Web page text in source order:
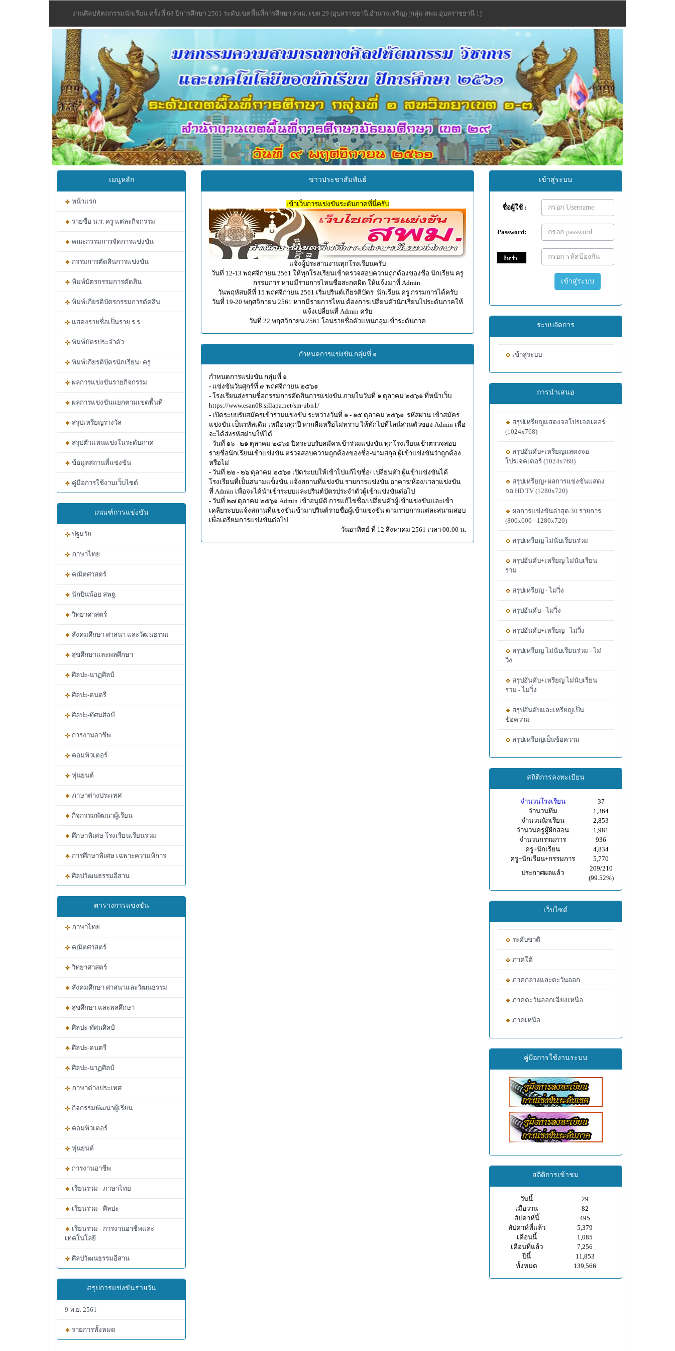
งานศิลปหัตถกรรมนักเรียน ครั้งที่ 68 ปีการศึกษา 2561 ระดับเขตพื้นที่การศึกษา สพม. เขต 29 (อุบลราชธานี,อำนาจเจริญ) [กลุ่ม สพม.อุบลราชธานี 1]
Next
เมนูหลัก
หน้าแรก
รายชื่อ น.ร. ครู แต่ละกิจกรรม
คณะกรรมการจัดการแข่งขัน
กรรมการตัดสินการแข่งขัน
พิมพ์บัตรกรรมการตัดสิน
พิมพ์เกียรติบัตรกรรมการตัดสิน
แสดงรายชื่อเป็นราย ร.ร.
พิมพ์บัตรประจำตัว
พิมพ์เกียรติบัตรนักเรียน+ครู
ผลการแข่งขันรายกิจกรรม
ผลการแข่งขันแยกตามเขตพื้นที่
สรุปเหรียญรางวัล
สรุปตัวแทนแข่งในระดับภาค
ข้อมูลสถานที่แข่งขัน
คู่มือการใช้งานเว็บไซต์
เกณฑ์การแข่งขัน
ปฐมวัย
ภาษาไทย
คณิตศาสตร์
นักบินน้อย สพฐ.
วิทยาศาสตร์
สังคมศึกษา ศาสนา และวัฒนธรรม
สุขศึกษาและพลศึกษา
ศิลปะ-นาฏศิลป์
ศิลปะ-ดนตรี
ศิลปะ-ทัศนศิลป์
การงานอาชีพ
คอมพิวเตอร์
หุ่นยนต์
ภาษาต่างประเทศ
กิจกรรมพัฒนาผู้เรียน
ศึกษาพิเศษ โรงเรียนเรียนรวม
การศึกษาพิเศษ เฉพาะความพิการ
ศิลปวัฒนธรรมอีสาน
ตารางการแข่งขัน
ภาษาไทย
คณิตศาสตร์
วิทยาศาสตร์
สังคมศึกษา ศาสนาและวัฒนธรรม
สุขศึกษา และพลศึกษา
ศิลปะ-ทัศนศิลป์
ศิลปะ-ดนตรี
ศิลปะ-นาฏศิลป์
ภาษาต่างประเทศ
กิจกรรมพัฒนาผู้เรียน
คอมพิวเตอร์
หุ่นยนต์
การงานอาชีพ
เรียนรวม - ภาษาไทย
เรียนรวม - ศิลปะ
เรียนรวม - การงานอาชีพและ
เทคโนโลยี
ศิลปวัฒนธรรมอีสาน
สรุปการแข่งขันรายวัน
9 พ.ย. 2561
รายการทั้งหมด
ข่าวประชาสัมพันธ์
เข้าเว็บการแข่งขันระดับภาคที่นี่ครับ
แจ้งผู้ประสานงานทุกโรงเรียนครับ
วันที่ 12-13 พฤศจิกายน 2561 ให้ทุกโรงเรียนเข้าตรวจสอบความถูกต้องของชื่อ นักเรียน ครู
กรรมการ หามมีรายการไหนชื่อสะกดผิด ให้แจ้งมาที่ Admin
วันพฤหัสบดีที่ 15 พฤศจิกายน 2561 เริ่มปรินต์เกียรติบัตร นักเรียน ครู กรรมการได้ครับ
วันที่ 19-20 พฤศจิกายน 2561 หากมีรายการไหน ต้องการเปลี่ยนตัวนักเรียนไประดับภาคให้
แจ้งเปลี่ยนที่ Admin ครับ
วันที่ 22 พฤศจิกายน 2561 โอนรายชื่อตัวแทนกลุ่มเข้าระดับภาค
กำหนดการแข่งขัน กลุ่มที่ ๑
กำหนดการแข่งขัน กลุ่มที่ ๑
- แข่งขันวันศุกร์ที่ ๙ พฤศจิกายน ๒๕๖๑
- โรงเรียนส่งรายชื่อกรรมการตัดสินการแข่งขัน ภายในวันที่ ๑ ตุลาคม ๒๕๖๑ ที่หน้าเว็บ
https://www.esan68.sillapa.net/sm-ubn1/
- เปิดระบบรับสมัครเข้าร่วมแข่งขัน ระหว่างวันที่ ๑ - ๑๕ ตุลาคม ๒๕๖๑ รหัสผ่าน เข้าสมัคร
แข่งขัน เป็นรหัสเดิม เหมือนทุกปี หากลืมหรือไม่ทราบ ให้ทักไปที่ไลน์ส่วนตัวของ Admin เพื่อ
จะได้ส่งรหัสผ่านให้ได้
- วันที่ ๑๖ - ๒๑ ตุลาคม ๒๕๖๑ ปิดระบบรับสมัครเข้าร่วมแข่งขัน ทุกโรงเรียนเข้าตรวจสอบ
รายชื่อนักเรียนเข้าแข่งขัน ตรวจสอบความถูกต้องของชื่อ-นามสกุล ผู้เข้าแข่งขันว่าถูกต้อง
หรือไม่
- วันที่ ๒๒ - ๒๖ ตุลาคม ๒๕๖๑ เปิดระบบให้เข้าไปแก้ไขชื่อ/ เปลี่ยนตัว ผู้แข้าแข่งขันได้
โรงเรียนที่เป็นสนามแข็งขัน แจ้งสถานที่แข่งขัน รายการแข่งขัน อาคาร/ห้อง/เวลาแข่งขัน
ที่ Admin เพื่อจะได้นำเข้าระบบและปรินต์บัตรประจำตัวผู้เข้าแข่งขันต่อไป
- วันที่ ๒๗ ตุลาคม ๒๕๖๑ Admin เข้าอนุมัติ การแก้ไขชื่อ/เปลี่ยนตัวผู้เข้าแข่งขันและเข้า
เคลียระบบแจ้งสถานที่แข่งขันเข้ามาปรินต์รายชื่อผู้เข้าแข่งขัน ตามรายการแต่ละสนามสอบ
เพื่อเตรียมการแข่งขันต่อไป
วันอาทิตย์ ที่ 12 สิงหาคม 2561 เวลา 00:00 น.
เข้าสู่ระบบ
ชื่อผู้ใช้ :
Password:
เข้าสู่ระบบ
ระบบจัดการ
เข้าสู่ระบบ
การนำเสนอ
สรุปเหรียญแสดงจอโปรเจคเตอร์
(1024x768)
สรุปอันดับ+เหรียญแสดงจอ
โปรเจคเตอร์ (1024x768)
สรุปเหรียญ+ผลการแข่งขันแสดง
จอ HD TV (1280x720)
ผลการแข่งขันล่าสุด 30 รายการ
(800x600 - 1280x720)
สรุปเหรียญ ไม่นับเรียนร่วม
สรุปอันดับ+เหรียญ ไม่นับเรียน
ร่วม
สรุปเหรียญ - ไม่วิ่ง
สรุปอันดับ - ไม่วิ่ง
สรุปอันดับ+เหรียญ - ไม่วิ่ง
สรุปเหรียญ ไม่นับเรียนร่วม - ไม่
วิ่ง
สรุปอันดับ+เหรียญ ไม่นับเรียน
ร่วม - ไม่วิ่ง
สรุปอันดับและเหรียญเป็น
ข้อความ
สรุปเหรียญเป็นข้อความ
สถิติการลงทะเบียน
จำนวนโรงเรียน
37
จำนวนทีม
1,364
จำนวนนักเรียน
2,853
จำนวนครูผู้ฝึกสอน
1,981
จำนวนกรรมการ
936
ครู+นักเรียน
4,834
ครู+นักเรียน+กรรมการ
5,770
ประกาศผลแล้ว
209/210
(99.52%)
เว็บไซต์
ระดับชาติ
ภาคใต้
ภาคกลางและตะวันออก
ภาคตะวันออกเฉียงเหนือ
ภาคเหนือ
คู่มือการใช้งานระบบ
สถิติการเข้าชม
วันนี้
29
เมื่อวาน
82
สัปดาห์นี้
495
สัปดาห์ที่แล้ว
5,379
เดือนนี้
1,085
เดือนที่แล้ว
7,256
ปีนี้
11,853
ทั้งหมด
139,566